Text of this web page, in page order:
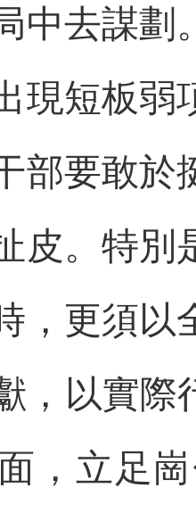
中去謀劃
現短板弱
部要敢於
皮。特別
，更須以
，以實際
，立足